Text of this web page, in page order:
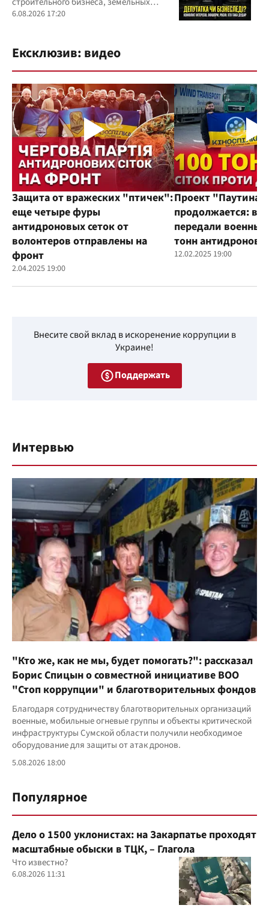
скандалов, судебных дел
6.08.2026 17:20
Ексклюзив: видео
Защита от вражеских "птичек":
еще четыре фуры
антидроновых сеток от
волонтеров отправлены на
фронт
2.04.2025 19:00
Проект "Паутина"
продолжается:
передали
тонн
12.02.2025 19:00
Внесите свой вклад в искоренение коррупции в
Украине!
Поддержать
Интервью
"Кто же, как не мы, будет помогать?": рассказал
Борис Спицын о совместной инициативе ВОО
"Стоп коррупции" и благотворительных фондов
Благодаря сотрудничеству благотворительных организаций
военные, мобильные огневые группы и объекты критической
инфраструктуры Сумской области получили необходимое
оборудование для защиты от атак дронов.
5.08.2026 18:00
Популярное
Дело о 1500 уклонистах: на Закарпатье проходят
масштабные обыски в ТЦК, – Глагола
Что известно?
6.08.2026 11:31